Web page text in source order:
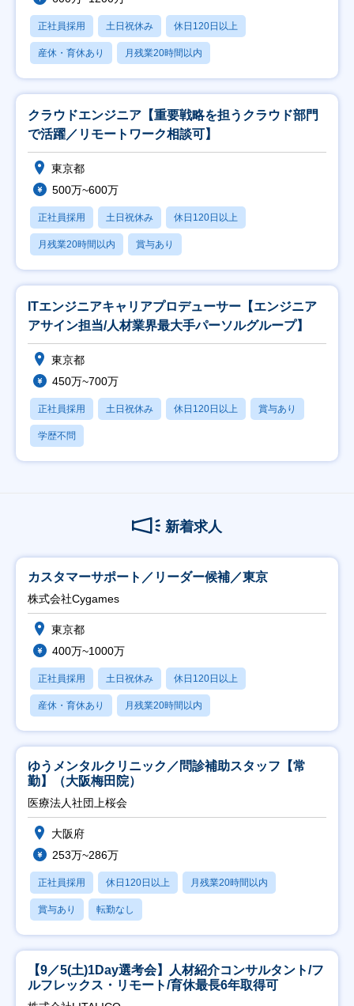
正社員採用 土日祝休み 休日120日以上
産休・育休あり 月残業20時間以内
クラウドエンジニア【重要戦略を担うクラウド部門
で活躍／リモートワーク相談可】
東京都
500万~600万
正社員採用 土日祝休み 休日120日以上
月残業20時間以内 賞与あり
ITエンジニアキャリアプロデューサー【エンジニア
アサイン担当/人材業界最大手パーソルグループ】
東京都
450万~700万
正社員採用 土日祝休み 休日120日以上 賞与あり
学歴不問
新着求人
カスタマーサポート／リーダー候補／東京
株式会社Cygames
東京都
400万~1000万
正社員採用 土日祝休み 休日120日以上
産休・育休あり 月残業20時間以内
ゆうメンタルクリニック／問診補助スタッフ【常
勤】（大阪梅田院）
医療法人社団上桜会
大阪府
253万~286万
正社員採用 休日120日以上 月残業20時間以内
賞与あり 転勤なし
【9／5(土)1Day選考会】人材紹介コンサルタント/フ
ルフレックス・リモート/育休最長6年取得可